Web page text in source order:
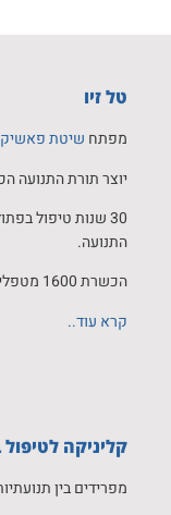
טל זיו
מפתח שיטת
יוצר תורת התנועה
30 שנות טיפול
התנועה.
הכשרת 1600 מטפלים לעבודה.
קרא עוד..
קליניקה לטיפול
מפרידים בין